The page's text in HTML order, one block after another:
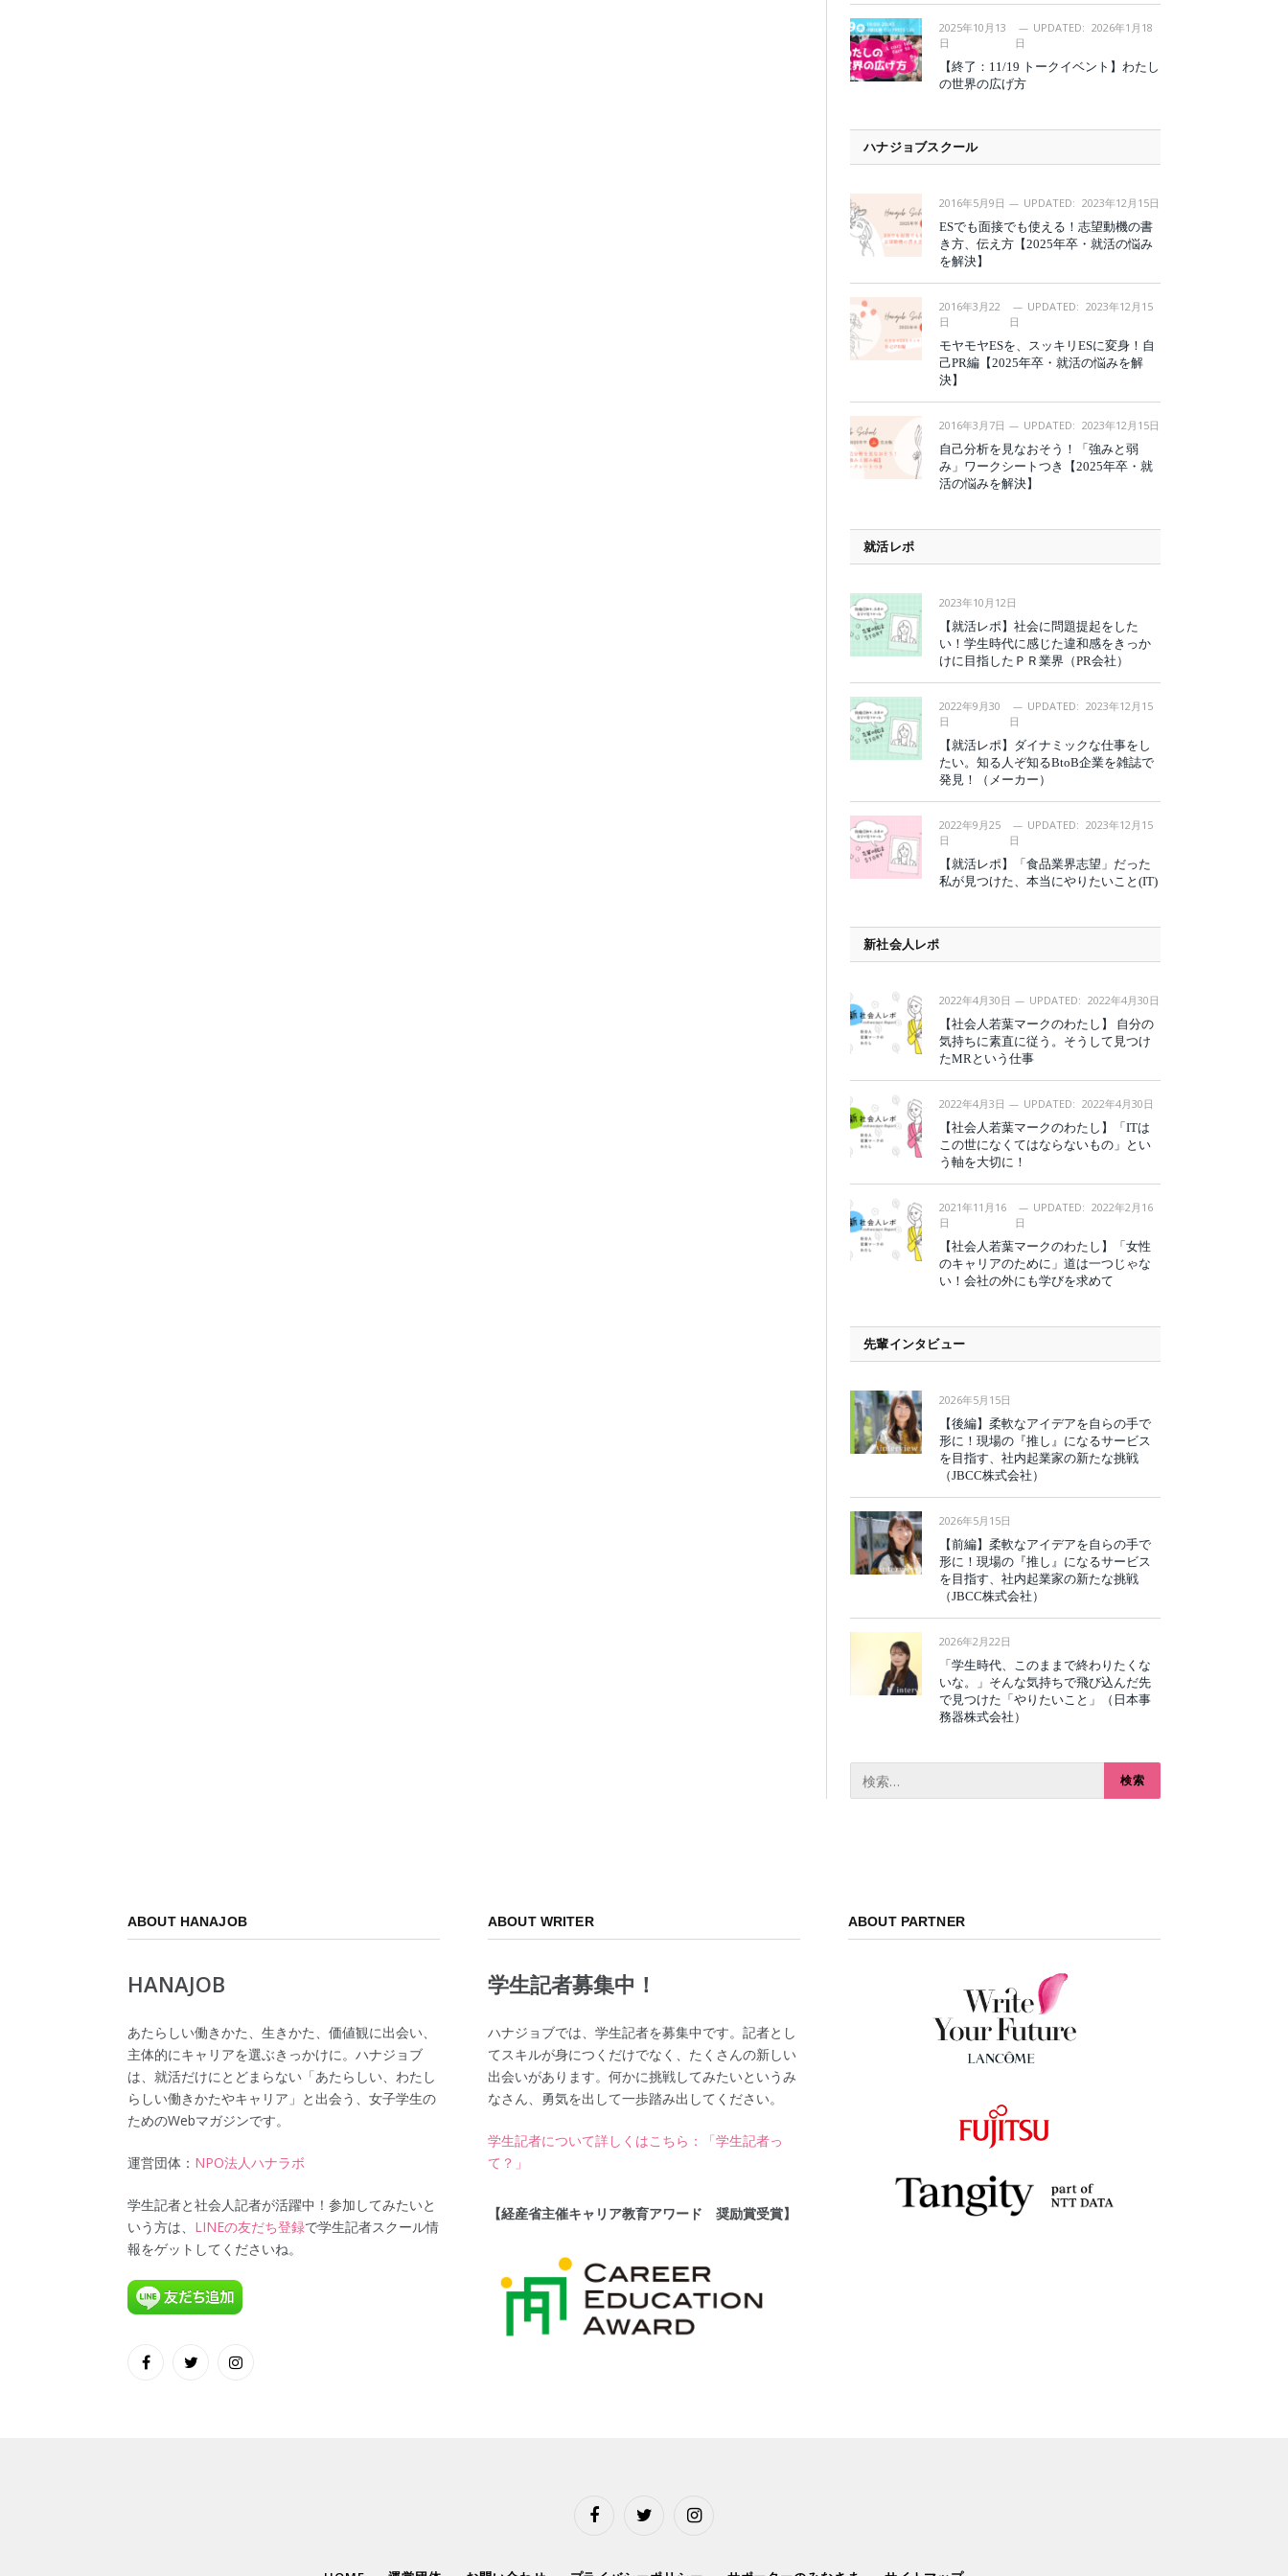
2025年10月13
日
UPDATED: 2026年1月18
日
【終了：11/19 トークイベント】わたし
の世界の広げ方
ハナジョブスクール
2016年5月9日 UPDATED: 2023年12月15日
ESでも面接でも使える！志望動機の書
き方、伝え方【2025年卒・就活の悩み
を解決】
2016年3月22
日
UPDATED: 2023年12月15
日
モヤモヤESを、スッキリESに変身！自
己PR編【2025年卒・就活の悩みを解
決】
2016年3月7日 UPDATED: 2023年12月15日
自己分析を見なおそう！「強みと弱
み」ワークシートつき【2025年卒・就
活の悩みを解決】
就活レポ
2023年10月12日
【就活レポ】社会に問題提起をした
い！学生時代に感じた違和感をきっか
けに目指したＰＲ業界（PR会社）
2022年9月30
日
UPDATED: 2023年12月15
日
【就活レポ】ダイナミックな仕事をし
たい。知る人ぞ知るBtoB企業を雑誌で
発見！（メーカー）
2022年9月25
日
UPDATED: 2023年12月15
日
【就活レポ】「食品業界志望」だった
私が見つけた、本当にやりたいこと(IT)
新社会人レポ
2022年4月30日 UPDATED: 2022年4月30日
【社会人若葉マークのわたし】 自分の
気持ちに素直に従う。そうして見つけ
たMRという仕事
2022年4月3日 UPDATED: 2022年4月30日
【社会人若葉マークのわたし】「ITは
この世になくてはならないもの」とい
う軸を大切に！
2021年11月16
日
UPDATED: 2022年2月16
日
【社会人若葉マークのわたし】「女性
のキャリアのために」道は一つじゃな
い！会社の外にも学びを求めて
先輩インタビュー
2026年5月15日
【後編】柔軟なアイデアを自らの手で
形に！現場の『推し』になるサービス
を目指す、社内起業家の新たな挑戦
（JBCC株式会社）
2026年5月15日
【前編】柔軟なアイデアを自らの手で
形に！現場の『推し』になるサービス
を目指す、社内起業家の新たな挑戦
（JBCC株式会社）
2026年2月22日
「学生時代、このままで終わりたくな
いな。」そんな気持ちで飛び込んだ先
で見つけた「やりたいこと」（日本事
務器株式会社）
ABOUT HANAJOB
HANAJOB
あたらしい働きかた、生きかた、価値観に出会い、
主体的にキャリアを選ぶきっかけに。ハナジョブ
は、就活だけにとどまらない「あたらしい、わたし
らしい働きかたやキャリア」と出会う、女子学生の
ためのWebマガジンです。
運営団体： NPO法人ハナラボ
学生記者と社会人記者が活躍中！参加してみたいと
いう方は、 LINEの友だち登録で学生記者スクール情
報をゲットしてくださいね。
FacebookTwitter Instagram
ABOUT WRITER
学生記者募集中！
ハナジョブでは、学生記者を募集中です。記者とし
てスキルが身につくだけでなく、たくさんの新しい
出会いがあります。何かに挑戦してみたいというみ
なさん、勇気を出して一歩踏み出してください。
学生記者について詳しくはこちら：「学生記者っ
て？」
【経産省主催キャリア教育アワード 奨励賞受賞】
ABOUT PARTNER
FacebookTwitter Instagram